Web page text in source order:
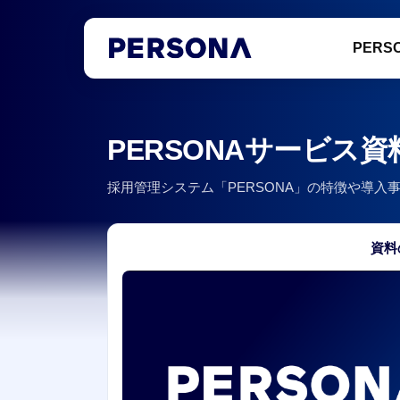
PERSONAサービス
採用管理システム「PERSONA」の特徴や導入
資